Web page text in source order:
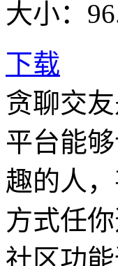
大小：
下载
贪聊交
平台能
趣的人
方式任
社区功